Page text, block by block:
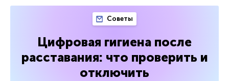
Советы
Цифровая гигиена после
расставания: что проверить и
отключить